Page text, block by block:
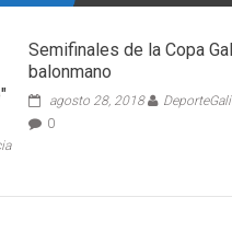
Semifinales de la Copa
balonmano
agosto 28, 2018
0